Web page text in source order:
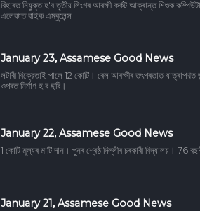
বিহাৰত নিযুক্ত হ'ব তৃতীয় লিংগৰ আৰক্ষী কৰ্কট আক্ৰান্ত শিশুক
এলেকাত বাইক এম্বুলেন্স
January 23, Assamese Good News
লটাৰী বিক্রেতাই পালে 12 কোটি। ৰেল আৰক্ষীৰ তৎপৰতাত
ওপৰত নিৰ্মাণ হ'ব ছবি।
January 22, Assamese Good News
1 কোটি মূল্যৰ মাটি দান। পুনৰ শ্ৰেষ্ঠ দিল্লীৰ চৰকাৰী বিদ্যালয়। 76
January 21, Assamese Good News